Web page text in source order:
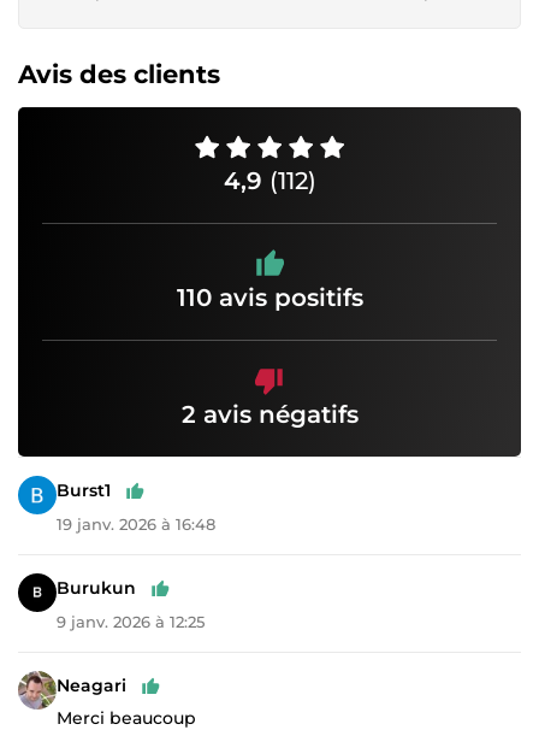
Avis des clients
4,9 (112)
110 avis positifs
2 avis négatifs
Burst1
19 janv. 2026 à 16:48
Burukun
9 janv. 2026 à 12:25
Neagari
Merci beaucoup